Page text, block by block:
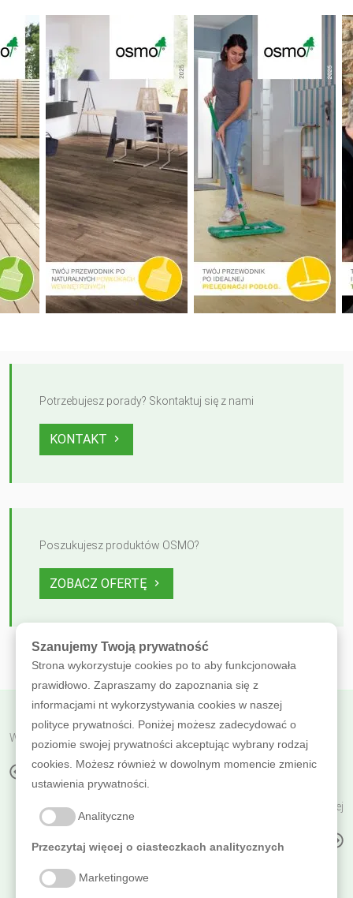
Potrzebujesz porady? Skontaktuj się z nami
KONTAKT
Poszukujesz produktów OSMO?
ZOBACZ OFERTĘ
Wróć do poprzedniej
CHILIJSKI PAŁAC
Czytaj dalej
DOM MIESZKALNY
Szanujemy Twoją prywatność
Strona wykorzystuje cookies po to aby funkcjonowała
prawidłowo. Zapraszamy do zapoznania się z
informacjami nt wykorzystywania cookies w naszej
polityce prywatności. Poniżej możesz zadecydować o
poziomie swojej prywatności akceptując wybrany rodzaj
cookies. Możesz również w dowolnym momencie zmienic
ustawienia prywatności.
Analityczne
Przeczytaj więcej o ciasteczkach analitycznych
Marketingowe